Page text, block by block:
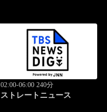
02:00-06:00 240分
ストレートニュース